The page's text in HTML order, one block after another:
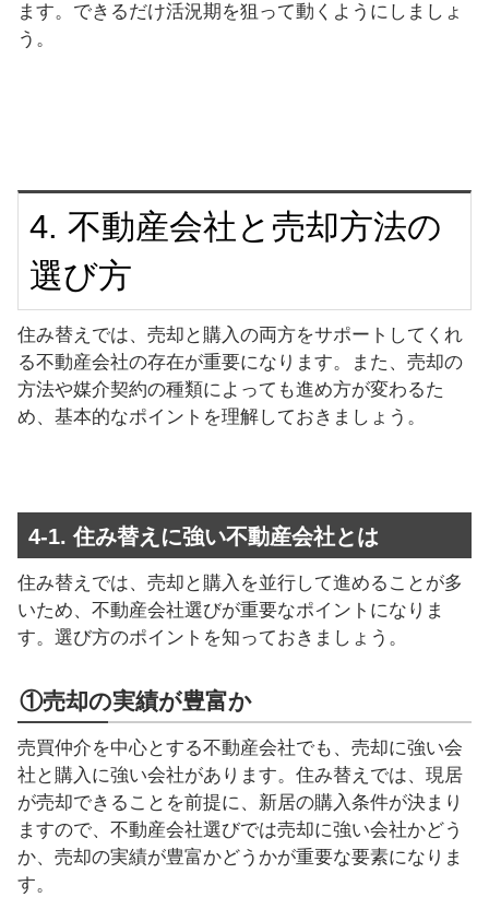
ます。できるだけ活況期を狙って動くようにしましょ
う。
4. 不動産会社と売却方法の
選び方
住み替えでは、売却と購入の両方をサポートしてくれ
る不動産会社の存在が重要になります。また、売却の
方法や媒介契約の種類によっても進め方が変わるた
め、基本的なポイントを理解しておきましょう。
4-1. 住み替えに強い不動産会社とは
住み替えでは、売却と購入を並行して進めることが多
いため、不動産会社選びが重要なポイントになりま
す。選び方のポイントを知っておきましょう。
①売却の実績が豊富か
売買仲介を中心とする不動産会社でも、売却に強い会
社と購入に強い会社があります。住み替えでは、現居
が売却できることを前提に、新居の購入条件が決まり
ますので、不動産会社選びでは売却に強い会社かどう
か、売却の実績が豊富かどうかが重要な要素になりま
す。